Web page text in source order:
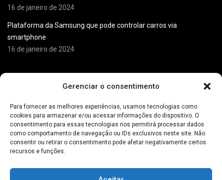
Gerenciar o consentimento
Para fornecer as melhores experiências, usamos tecnologias como
cookies para armazenar e/ou acessar informações do dispositivo. O
consentimento para essas tecnologias nos permitirá processar dados
como comportamento de navegação ou IDs exclusivos neste site. Não
consentir ou retirar o consentimento pode afetar negativamente certos
recursos e funções.
16 de janeiro de 2024
Plataforma da Samsung que pode controlar carros via
smartphone
16 de janeiro de 2024
Horário deAtendimento
Monday 8:00 - 18:00
Tuesday 8:00 - 18:00
Wednesday 8:00 - 18:00